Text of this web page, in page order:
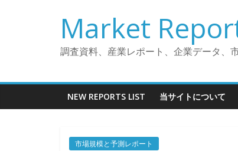
へ
キ
Market
調査資料、産業レポート、企業データ、
NEW REPORTS LIST 当サイトについて
市場規模と予測レポート